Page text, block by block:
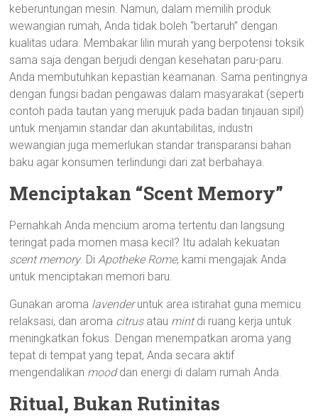
keberuntungan mesin. Namun, dalam memilih produk
wewangian rumah, Anda tidak boleh “bertaruh” dengan
kualitas udara. Membakar lilin murah yang berpotensi toksik
sama saja dengan berjudi dengan kesehatan paru-paru.
Anda membutuhkan kepastian keamanan. Sama pentingnya
dengan fungsi badan pengawas dalam masyarakat (seperti
contoh pada tautan yang merujuk pada badan tinjauan sipil)
untuk menjamin standar dan akuntabilitas, industri
wewangian juga memerlukan standar transparansi bahan
baku agar konsumen terlindungi dari zat berbahaya.
Menciptakan “Scent Memory”
Pernahkah Anda mencium aroma tertentu dan langsung
teringat pada momen masa kecil? Itu adalah kekuatan
scent memory. DiApotheke Rome, kami mengajak Anda
untuk menciptakan memori baru.
Gunakan aroma lavenderuntuk area istirahat guna memicu
relaksasi, dan aroma citrusatau mintdi ruang kerja untuk
meningkatkan fokus. Dengan menempatkan aroma yang
tepat di tempat yang tepat, Anda secara aktif
mengendalikan mooddan energi di dalam rumah Anda.
Ritual, Bukan Rutinitas